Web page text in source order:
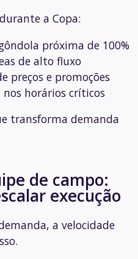
a Copa:
próxima de 100%
de alto fluxo
preços e promoções
nos horários críticos
transforma demanda
de campo:
execução
a velocidade